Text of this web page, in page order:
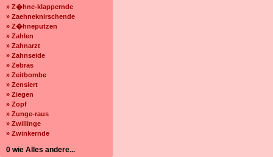
» Z�hne-klappernde
» Zaehneknirschende
» Z�hneputzen
» Zahlen
» Zahnarzt
» Zahnseide
» Zebras
» Zeitbombe
» Zensiert
» Ziegen
» Zopf
» Zunge-raus
» Zwillinge
» Zwinkernde
0 wie Alles andere...